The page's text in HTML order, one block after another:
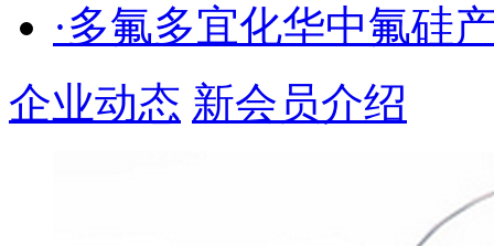
·多氟多宜化华中氟硅
企业动态 新会员介绍